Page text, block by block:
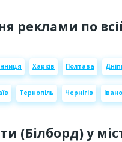
реклами по
Харків Полтава
Тернопіль Чернігів
(Білборд) у